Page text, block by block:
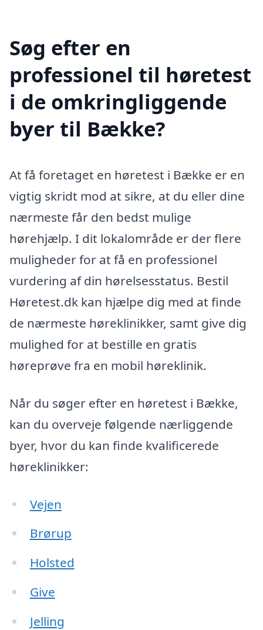
Søg efter en
professionel til høretest
i de omkringliggende
byer til Bække?
At få foretaget en høretest i Bække er en
vigtig skridt mod at sikre, at du eller dine
nærmeste får den bedst mulige
hørehjælp. I dit lokalområde er der flere
muligheder for at få en professionel
vurdering af din hørelsesstatus. Bestil
Høretest.dk kan hjælpe dig med at finde
de nærmeste høreklinikker, samt give dig
mulighed for at bestille en gratis
høreprøve fra en mobil høreklinik.
Når du søger efter en høretest i Bække,
kan du overveje følgende nærliggende
byer, hvor du kan finde kvalificerede
høreklinikker:
Vejen
Brørup
Holsted
Give
Jelling